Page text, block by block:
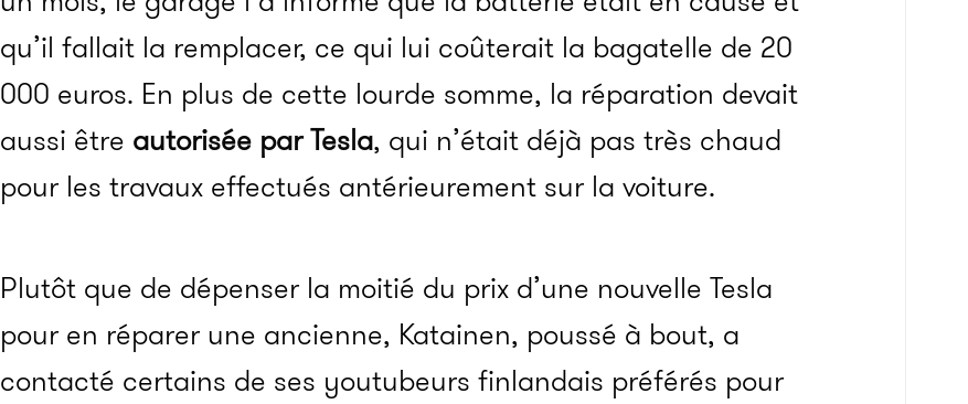
qu’il fallait la remplacer, ce qui lui coûterait la bagatelle de 20
000 euros. En plus de cette lourde somme, la réparation devait
aussi être autorisée par Tesla, qui n’était déjà pas très chaud
pour les travaux effectués antérieurement sur la voiture.
Plutôt que de dépenser la moitié du prix d’une nouvelle Tesla
pour en réparer une ancienne, Katainen, poussé à bout, a
contacté certains de ses youtubeurs finlandais préférés pour